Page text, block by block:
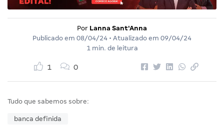
Por Lanna Sant'Anna
Publicado em 08/04/24 • Atualizado em 09/04/24
1 min. de leitura
1 0
Tudo que sabemos sobre:
banca definida